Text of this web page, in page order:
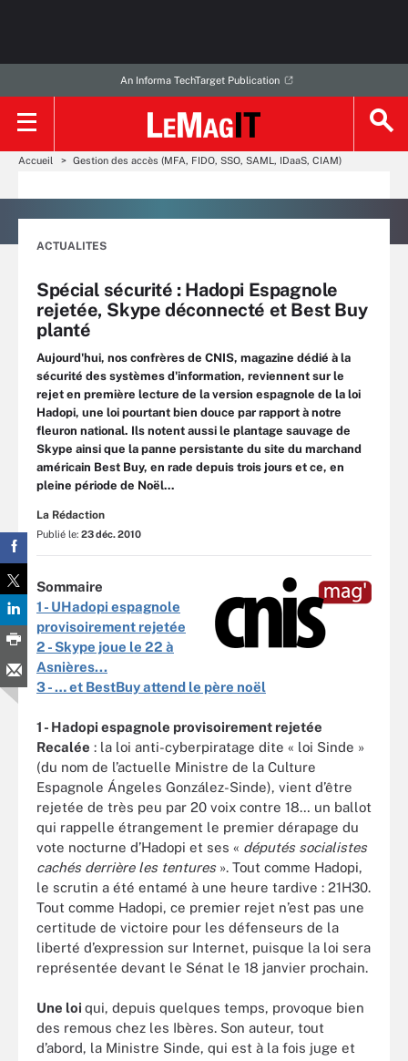
An Informa TechTarget Publication
Accueil Gestion des accès (MFA, FIDO, SSO, SAML, IDaaS, CIAM)
ACTUALITES
Spécial sécurité : Hadopi Espagnole
rejetée, Skype déconnecté et Best Buy
planté
Aujourd'hui, nos confrères de CNIS, magazine dédié à la
sécurité des systèmes d'information, reviennent sur le
rejet en première lecture de la version espagnole de la loi
Hadopi, une loi pourtant bien douce par rapport à notre
fleuron national. Ils notent aussi le plantage sauvage de
Skype ainsi que la panne persistante du site du marchand
américain Best Buy, en rade depuis trois jours et ce, en
pleine période de Noël...
La Rédaction
Publié le: 23 déc. 2010
Sommaire
1 - UHadopi espagnole
provisoirement rejetée
2 - Skype joue le 22 à
Asnières...
3 - … et BestBuy attend le père noël
1 - Hadopi espagnole provisoirement rejetée
Recalée : la loi anti-cyberpiratage dite « loi Sinde »
(du nom de l’actuelle Ministre de la Culture
Espagnole Ángeles González-Sinde), vient d’être
rejetée de très peu par 20 voix contre 18… un ballot
qui rappelle étrangement le premier dérapage du
vote nocturne d’Hadopi et ses « députés socialistes
cachés derrière les tentures ». Tout comme Hadopi,
le scrutin a été entamé à une heure tardive : 21H30.
Tout comme Hadopi, ce premier rejet n’est pas une
certitude de victoire pour les défenseurs de la
liberté d’expression sur Internet, puisque la loi sera
représentée devant le Sénat le 18 janvier prochain.
Une loi qui, depuis quelques temps, provoque bien
des remous chez les Ibères. Son auteur, tout
d’abord, la Ministre Sinde, qui est à la fois juge et